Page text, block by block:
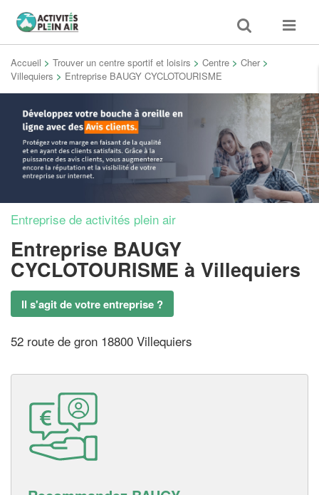
Toggle
search
Toggle
Accueil > Trouver un centre sportif et loisirs > Centre > Cher >
Villequiers > Entreprise BAUGY CYCLOTOURISME
Entreprise de activités plein air
Entreprise BAUGY
CYCLOTOURISME à Villequiers
Il s'agit de votre entreprise ?
52 route de gron 18800 Villequiers